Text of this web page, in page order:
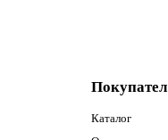
Каталог